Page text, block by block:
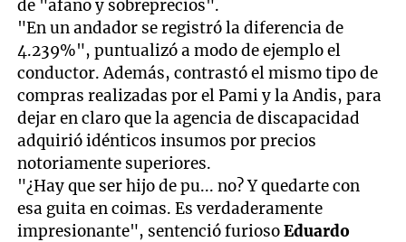
de "afano y sobreprecios".
"En un andador se registró la diferencia de
4.239%", puntualizó a modo de ejemplo el
conductor. Además, contrastó el mismo tipo de
compras realizadas por el Pami y la Andis, para
dejar en claro que la agencia de discapacidad
adquirió idénticos insumos por precios
notoriamente superiores.
"¿Hay que ser hijo de pu... no? Y quedarte con
esa guita en coimas. Es verdaderamente
impresionante", sentenció furiosoEduardo